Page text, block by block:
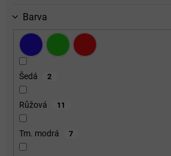
Barva
Šedá 2
Růžová 11
Tm. modrá 7